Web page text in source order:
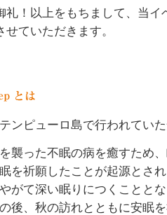
礼！以上をもちまして、当
せていただきます。
ンピューロ島で行われてい
襲った不眠の病を癒すため
を祈願したことが起源とさ
がて深い眠りにつくことと
後、秋の訪れとともに安眠